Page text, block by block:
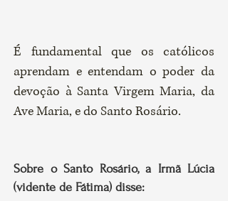
É fundamental que os católicos
aprendam e entendam o poder da
devoção à Santa Virgem Maria, da
Ave Maria, e do Santo Rosário.
Sobre o Santo Rosário, a Irmã Lúcia
(vidente de Fátima) disse: